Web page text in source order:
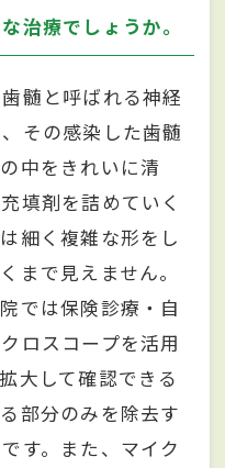
治療でしょうか。
髄と呼ばれる神経
その感染した歯髄
中をきれいに清
填剤を詰めていく
細く複雑な形をし
まで見えません。
では保険診療・自
ロスコープを活用
大して確認できる
部分のみを除去す
す。また、マイク